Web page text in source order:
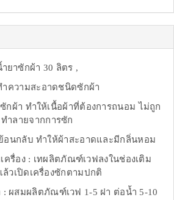
ำยาซักผ้า 30 ลิตร ,
ำความสะอาดชนิดซักผ้า
กผ้า ทำให้เนื้อผ้าที่ต้องการถนอม ไม่ถูก
ทำลายจากการซัก
อนกลับ ทำให้ผ้าสะอาดและมีกลิ่นหอม
ครื่อง : เทผลิตภัณฑ์เวฟลงในช่องเติม
ล้วเปิดเครื่องซักตามปกติ
มผลิตภัณฑ์เวฟ 1-5 ฝา ต่อน้ำ 5-10